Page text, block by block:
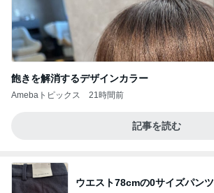
飽きを解消するデザインカラー
Amebaトピックス 21時間前
記事を読む
ウエスト78cmの0サイズパンツ